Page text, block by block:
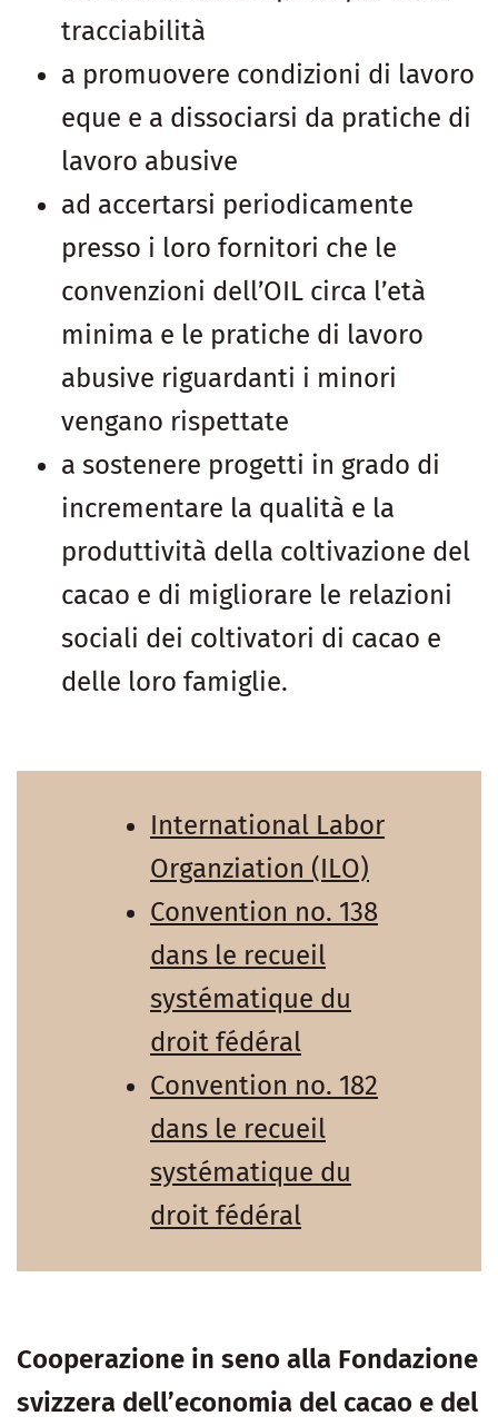
tracciabilità
a promuovere condizioni di lavoro
eque e a dissociarsi da pratiche di
lavoro abusive
ad accertarsi periodicamente
presso i loro fornitori che le
convenzioni dell’OIL circa l’età
minima e le pratiche di lavoro
abusive riguardanti i minori
vengano rispettate
a sostenere progetti in grado di
incrementare la qualità e la
produttività della coltivazione del
cacao e di migliorare le relazioni
sociali dei coltivatori di cacao e
delle loro famiglie.
International Labor
Organziation (ILO)
Convention no. 138
dans le recueil
systématique du
droit fédéral
Convention no. 182
dans le recueil
systématique du
droit fédéral
Cooperazione in seno alla Fondazione
svizzera dell’economia del cacao e del